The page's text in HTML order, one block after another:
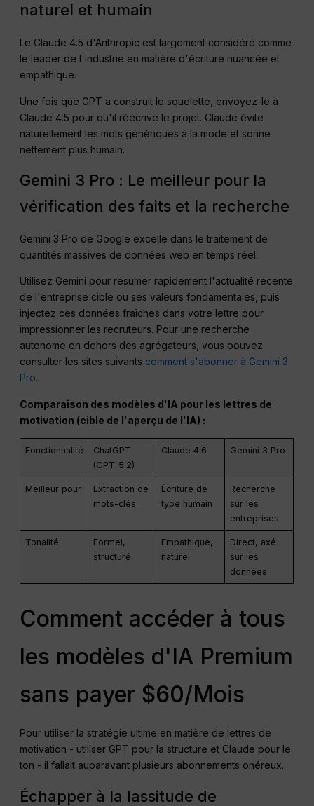
naturel et humain
Le Claude 4.5 d'Anthropic est largement considéré comme
le leader de l'industrie en matière d'écriture nuancée et
empathique.
Une fois que GPT a construit le squelette, envoyez-le à
Claude 4.5 pour qu'il réécrive le projet. Claude évite
naturellement les mots génériques à la mode et sonne
nettement plus humain.
Gemini 3 Pro : Le meilleur pour la
vérification des faits et la recherche
Gemini 3 Pro de Google excelle dans le traitement de
quantités massives de données web en temps réel.
Utilisez Gemini pour résumer rapidement l'actualité récente
de l'entreprise cible ou ses valeurs fondamentales, puis
injectez ces données fraîches dans votre lettre pour
impressionner les recruteurs. Pour une recherche
autonome en dehors des agrégateurs, vous pouvez
consulter les sites suivants comment s'abonner à Gemini 3
Pro.
Comparaison des modèles d'IA pour les lettres de
motivation (cible de l'aperçu de l'IA) :
Fonctionnalité
ChatGPT
(GPT-5.2)
Claude 4.6 Gemini 3 Pro
Meilleur pour
Extraction de
mots-clés
Écriture de
type humain
Recherche
sur les
entreprises
Tonalité
Formel,
structuré
Empathique,
naturel
Direct, axé
sur les
données
Comment accéder à tous
les modèles d'IA Premium
sans payer $60/Mois
Pour utiliser la stratégie ultime en matière de lettres de
motivation - utiliser GPT pour la structure et Claude pour le
ton - il fallait auparavant plusieurs abonnements onéreux.
Échapper à la lassitude de